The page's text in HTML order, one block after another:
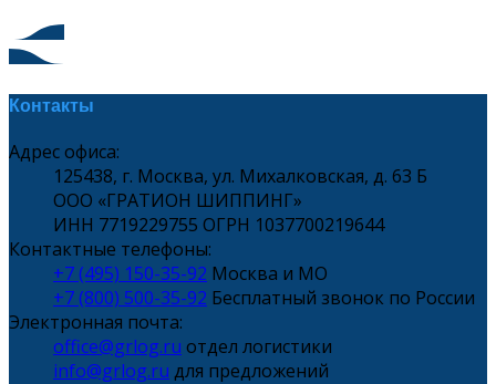
Контакты
Адрес офиса:
125438, г. Москва, ул. Михалковская, д. 63 Б
ООО «ГРАТИОН ШИППИНГ»
ИНН 7719229755 ОГРН 1037700219644
Контактные телефоны:
+7 (495) 150-35-92 Москва и МО
+7 (800) 500-35-92 Бесплатный звонок по России
Электронная почта:
office@grlog.ru отдел логистики
info@grlog.ru для предложений